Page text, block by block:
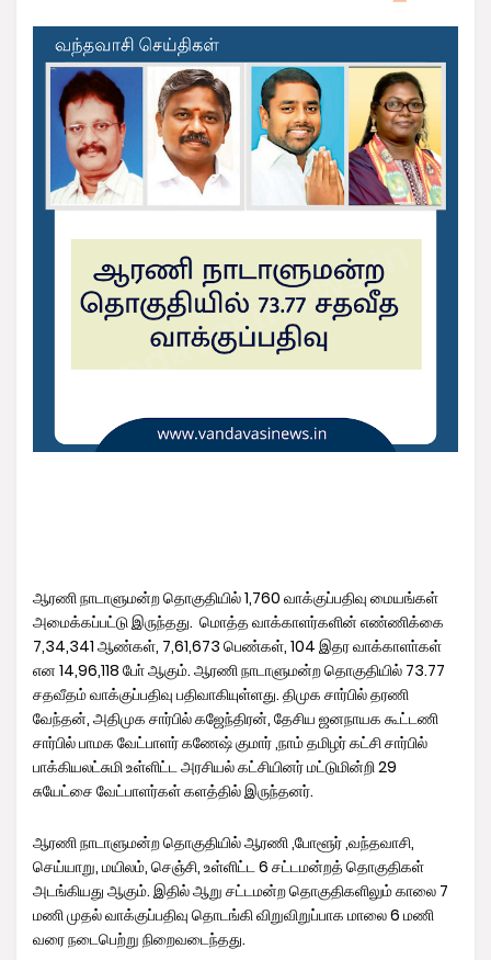
ஆரணி நாடாளுமன்ற தொகுதியில் 1,760 வாக்குப்பதிவு மையங்கள்
அமைக்கப்பட்டு இருந்தது. மொத்த வாக்காளர்களின் எண்ணிக்கை
7,34,341 ஆண்கள், 7,61,673 பெண்கள், 104 இதர வாக்காளா்கள்
என 14,96,118 போ் ஆகும். ஆரணி நாடாளுமன்ற தொகுதியில் 73.77
சதவீதம் வாக்குப்பதிவு பதிவாகியுள்ளது. திமுக சார்பில் தரணி
வேந்தன், அதிமுக சார்பில் கஜேந்திரன், தேசிய ஜனநாயக கூட்டணி
சார்பில் பாமக வேட்பாளர் கணேஷ் குமார் ,நாம் தமிழர் கட்சி சார்பில்
பாக்கியலட்சுமி உள்ளிட்ட அரசியல் கட்சியினர் மட்டுமின்றி 29
சுயேட்சை வேட்பாளர்கள் களத்தில் இருந்தனர்.
ஆரணி நாடாளுமன்ற தொகுதியில் ஆரணி ,போளூர் ,வந்தவாசி,
செய்யாறு, மயிலம், செஞ்சி, உள்ளிட்ட 6 சட்டமன்றத் தொகுதிகள்
அடங்கியது ஆகும். இதில் ஆறு சட்டமன்ற தொகுதிகளிலும் காலை 7
மணி முதல் வாக்குப்பதிவு தொடங்கி விறுவிறுப்பாக மாலை 6 மணி
வரை நடைபெற்று நிறைவடைந்தது.